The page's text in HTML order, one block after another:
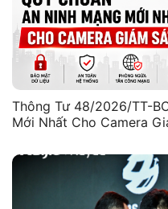
Thông Tư 48/2026/TT-
Mới Nhất Cho Camera